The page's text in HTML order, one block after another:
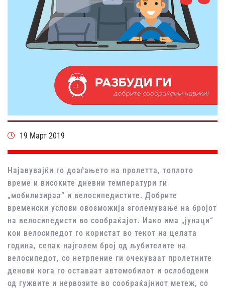
19 Март 2019
Најавувајќи го доаѓањето на пролетта, топлото
време и високите дневни температури ги
„мобилизираа“ и велосипедистите. Добрите
временски услови овозможија зголемување на бројот
на велосипедисти во сообраќајот. Иако има „јунаци“
кои велосипедот го користат во текот на целата
година, сепак најголем број од љубителите на
велосипедот, со нетрпение ги очекуваат пролетните
денови кога го оставаат автомобилот и ослободени
од гужвите и нервозите во сообраќајниот метеж, со